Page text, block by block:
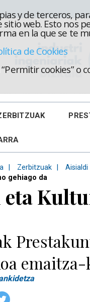
y de terceros,
web. Esto nos
en la que se te
de Cookies
cookies” o
Zerbitzuak
gehiago da